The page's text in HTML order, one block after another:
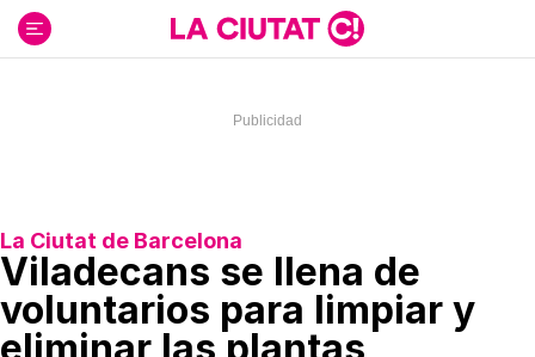
contenido
La Ciutat de Barcelona
Viladecans se llena de
voluntarios para limpiar y
eliminar las plantas